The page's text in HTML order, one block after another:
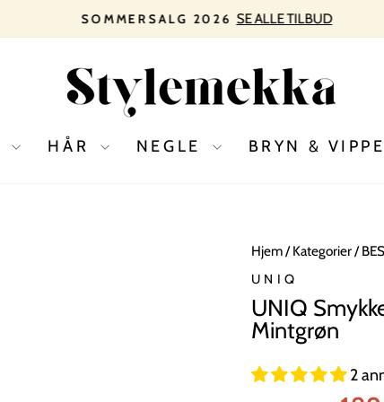
Pause
slideshow
SOMMERSALG 2026 SE ALLE TILBUD
HÅR NEGLE BRYN &
Hjem/ Kategorier/
UNIQ
UNIQ
Mintgrøn
2